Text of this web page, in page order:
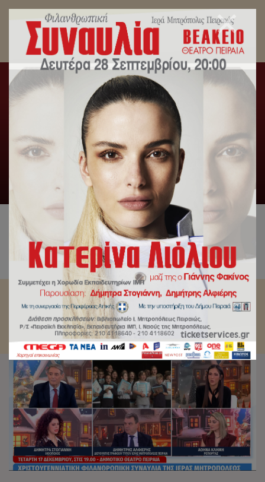
Στις τελευταίες πρόβες βρέθηκε ο Σεβ. Μητρ.
Πειραιώς κ. Σεραφείμ, λίγες ημέρες πριν την
μεγάλη Χριστουγεννιάτικη Φιλανθρωπική
Συναυλία της Ι.Μ.Π.
Αρχική Slideshow,Γενική Κατηγορία Δελτία Τύπου
Εκδηλώσεις
Εκπαιδευτήρια / Στις τελευταίες πρόβες
βρέθηκε ο Σεβ. Μητρ. Πειραιώς κ. Σεραφείμ, λίγες ημέρες πριν
την μεγάλη Χριστουγεννιάτικη Φιλανθρωπική Συναυλία της
Ι.Μ.Π.